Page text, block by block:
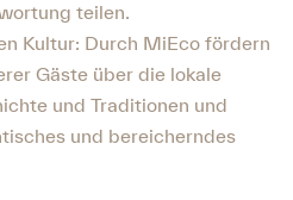
teilen.
Kultur: Durch MiEco fördern
Gäste über die lokale
und Traditionen und
und bereicherndes